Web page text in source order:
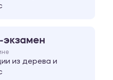
из дерева и